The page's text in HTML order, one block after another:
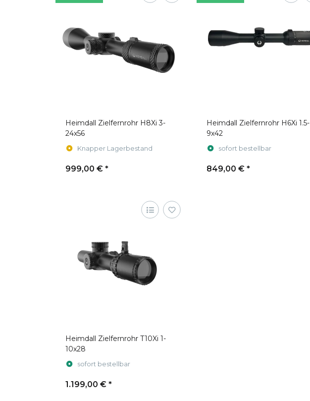
Heimdall Zielfernrohr H8Xi 3-
24x56
Knapper Lagerbestand
999,00 € *
Heimdall Zielfernrohr H6Xi 1.5-
9x42
sofort bestellbar
849,00 € *
Heimdall Zielfernrohr T10Xi 1-
10x28
sofort bestellbar
1.199,00 € *